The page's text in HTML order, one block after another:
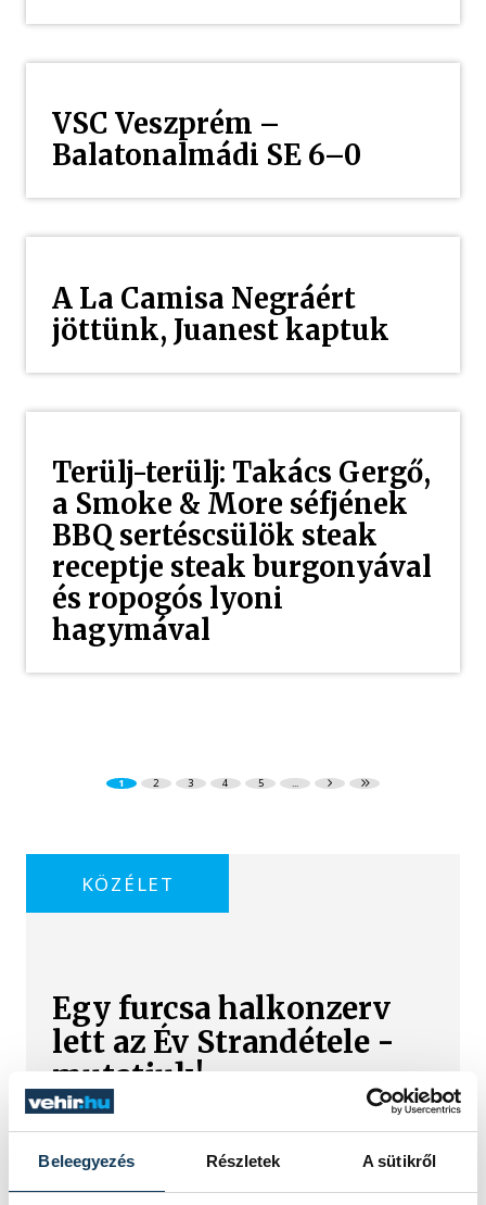
Beleegyezés Részletek A sütikről
VSC Veszprém –
Balatonalmádi SE 6–0
A La Camisa Negráért
jöttünk, Juanest kaptuk
Terülj-terülj: Takács Gergő,
a Smoke & More séfjének
BBQ sertéscsülök steak
receptje steak burgonyával
és ropogós lyoni
hagymával
1 2 3 4 5 ...
KÖZÉLET
Egy furcsa halkonzerv
lett az Év Strandétele -
mutatjuk!
A Balatoni Kör idén tizenkettedik
alkalommal hirdette meg az év
strandétele versenyt, amelyre minden